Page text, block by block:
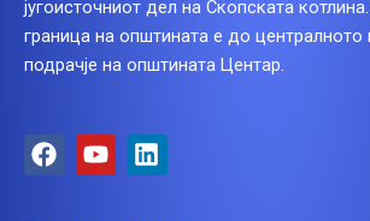
југоисточниот дел на Скопската
граница на општината е до централното
подрачје на општината Центар.
F
a
Y
o
L
i